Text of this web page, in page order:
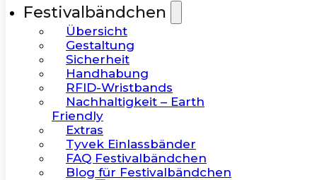
Festivalbändchen
Übersicht
Gestaltung
Sicherheit
Handhabung
RFID-Wristbands
Nachhaltigkeit – Earth
Friendly
Extras
Tyvek Einlassbänder
FAQ Festivalbändchen
Blog für Festivalbändchen